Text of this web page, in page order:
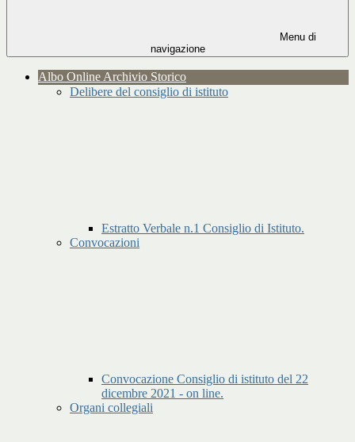
Menu di
navigazione
Albo Online Archivio Storico
Delibere del consiglio di istituto
Estratto Verbale n.1 Consiglio di Istituto.
Convocazioni
Convocazione Consiglio di istituto del 22
dicembre 2021 - on line.
Organi collegiali